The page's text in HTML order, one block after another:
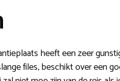
heeft een zeer
files, beschikt over een